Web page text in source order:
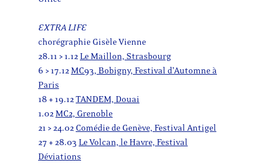
EXTRA LIFE
chorégraphie Gisèle Vienne
28.11 > 1.12Le Maillon, Strasbourg
6 > 17.12MC93, Bobigny, Festival d’Automne à
Paris
18 + 19.12TANDEM, Douai
1.02MC2, Grenoble
21 > 24.02 Comédie de Genève, Festival Antigel
27 + 28.03 Le Volcan, le Havre, Festival
Déviations